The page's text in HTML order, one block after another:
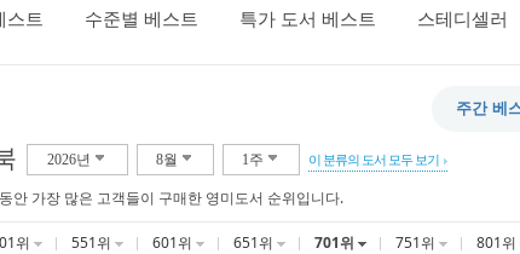
스트 수준별 베스트 특가 도서 베스트 스테디셀러
주간 베
2026년 8월 1주 이 분류의 도서 모두 보기
안 가장 많은 고객들이 구매한 영미도서 순위입니다.
위 551위 601위 651위 701위 751위 801위